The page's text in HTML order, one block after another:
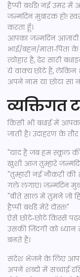
हैप्पी बर्थडे! नई उमर
जन्मदिन मुबारक हो!
करता हूँ।
आपका जन्मदिन
भाई/बहन/माता‑पिता
त्योहार है, ढेर सारी
ये वाक्य छोटे हैं, लेकिन
अपने नाम या छोटा सा
व्यक्तिगत
किसी भी बधाई में
जाती है। उदाहरण के तौर
"याद है जब हम स्कूल
खुशी आज तुम्हारे
"तुम्हारी नई नौकरी
गले लगाए। जन्मदिन
"बीते साल में तुमने जो
हैप्पी बर्थडे मेरे दोस्त!"
ऐसे छोटे‑छोटे किस्से
उसकी ज़िंदगी को
बनते हैं।
संदेश भेजने के लिए
अपने शब्दों में सच्चाई